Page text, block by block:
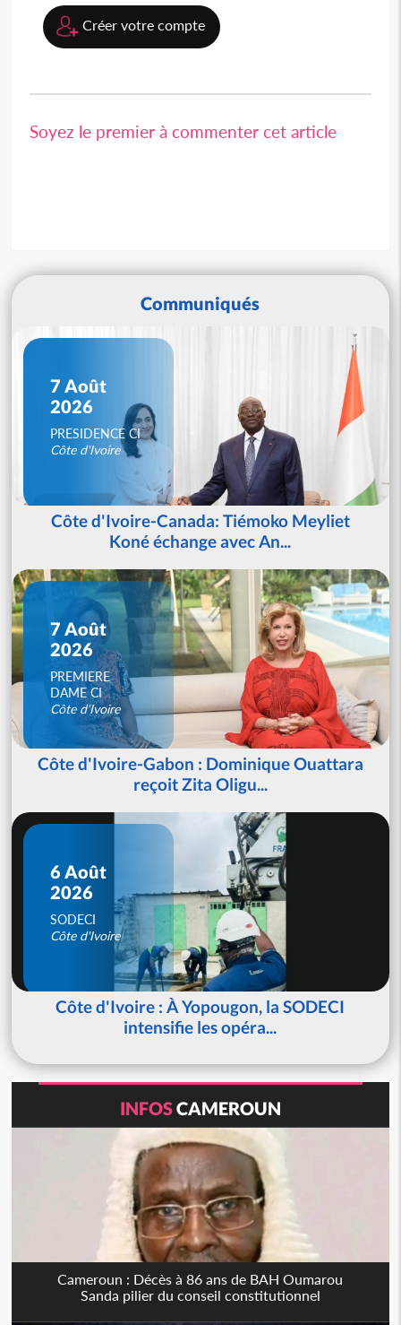
Créer votre compte
Soyez le premier à commenter cet article
Communiqués
7 Août
2026
PRESIDENCE CI
Côte d'Ivoire
Côte d'Ivoire-Canada: Tiémoko Meyliet
Koné échange avec An...
7 Août
2026
PREMIERE
DAME CI
Côte d'Ivoire
Côte d'Ivoire-Gabon : Dominique Ouattara
reçoit Zita Oligu...
6 Août
2026
SODECI
Côte d'Ivoire
Côte d'Ivoire : À Yopougon, la SODECI
intensifie les opéra...
INFOSCAMEROUN
Cameroun : Décès à 86 ans de BAH Oumarou
Sanda pilier du conseil constitutionnel